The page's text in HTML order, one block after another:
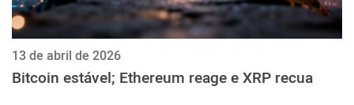
13 de abril de 2026
Bitcoin estável; Ethereum reage e XRP recua